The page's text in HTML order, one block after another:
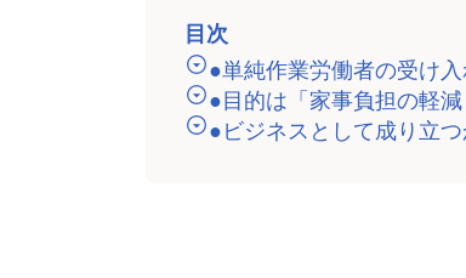
目次
●単純作業労働者の受け
●目的は「家事負担の軽
●ビジネスとして成り立